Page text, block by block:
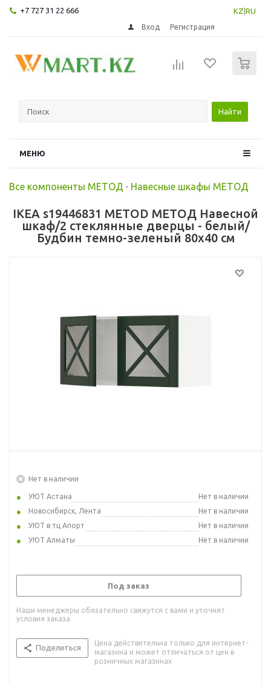
+7 727 31 22 666 KZ RU
Вход Регистрация
Найти
МЕНЮ
Все компоненты МЕТОД - Навесные шкафы МЕТОД
IKEA s19446831 METOD МЕТОД Навесной
шкаф/2 стеклянные дверцы - белый/
Будбин темно-зеленый 80x40 см
Нет в наличии
УЮТ Астана
Нет в наличии
Новосибирск, Лента
Нет в наличии
УЮТ в тц Апорт
Нет в наличии
УЮТ Алматы
Нет в наличии
Под заказ
Наши менеджеры обязательно свяжутся с вами и уточнят
условия заказа
Поделиться
Цена действительна только для интернет-
магазина и может отличаться от цен в
розничных магазинах